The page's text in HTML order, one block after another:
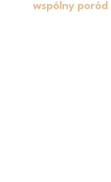
wspólny poród